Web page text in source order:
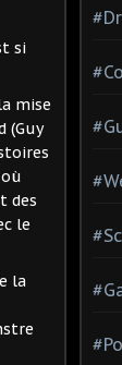
si
mise
(Guy
des
le
la